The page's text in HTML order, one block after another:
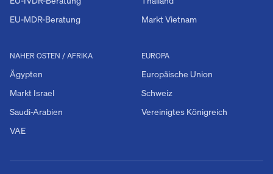
EU-MDR-Beratung
EUROPA
Europäische Union
Schweiz
Vereinigtes Königreich
NAHER OSTEN / AFRIKA
Ägypten
Markt Israel
Saudi-Arabien
VAE
Markt Vietnam